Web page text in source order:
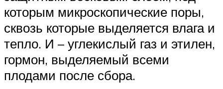
которым микроскопические поры,
сквозь которые выделяется влага и
тепло. И – углекислый газ и этилен,
гормон, выделяемый всеми
плодами после сбора.